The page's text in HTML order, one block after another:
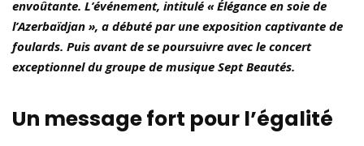
envoûtante. L’événement, intitulé « Élégance en soie de
l’Azerbaïdjan », a débuté par une exposition captivante de
foulards. Puis avant de se poursuivre avec le concert
exceptionnel du groupe de musique Sept Beautés.
Un message fort pour l’égalité